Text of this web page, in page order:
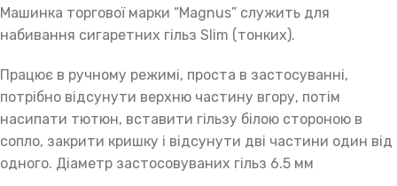
Машинка торгової марки “Magnus” служить для
набивання сигаретних гільз Slim (тонких).
Працює в ручному режимі, проста в застосуванні,
потрібно відсунути верхню частину вгору, потім
насипати тютюн, вставити гільзу білою стороною в
сопло, закрити кришку і відсунути дві частини один від
одного. Діаметр застосовуваних гільз 6.5 мм